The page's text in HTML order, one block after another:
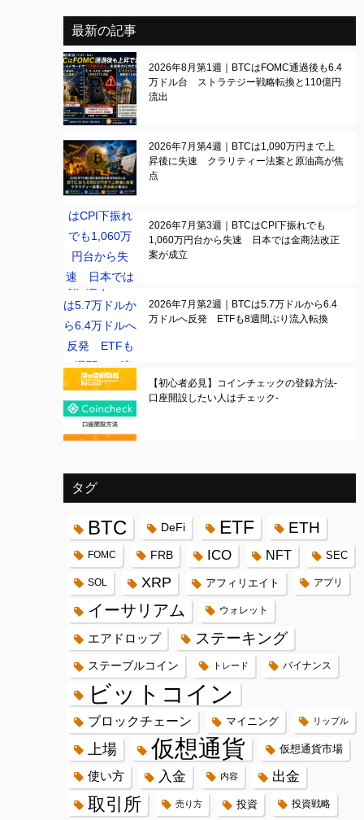
最新の記事
2026年8月第1週｜BTCはFOMC通過後も6.4
万ドル台 ストラテジー戦略転換と110億円
流出
2026年7月第4週｜BTCは1,090万円まで上
昇後に失速 クラリティー法案と原油高が焦
点
2026年7月第3週｜BTCはCPI下振れでも
1,060万円台から失速 日本では金商法改正
案が成立
2026年7月第2週｜BTCは5.7万ドルから6.4
万ドルへ反発 ETFも8週間ぶり流入転換
【初心者必見】コインチェックの登録方法-
口座開設したい人はチェック-
タグ
BTC DeFi ETF ETH
FOMC FRB ICO NFT SEC
SOL XRP アフィリエイト アプリ
イーサリアム ウォレット
エアドロップ ステーキング
ステーブルコイン トレード バイナンス
ビットコイン
ブロックチェーン マイニング リップル
上場 仮想通貨 仮想通貨市場
使い方 入金 内容 出金
取引所 売り方 投資 投資戦略